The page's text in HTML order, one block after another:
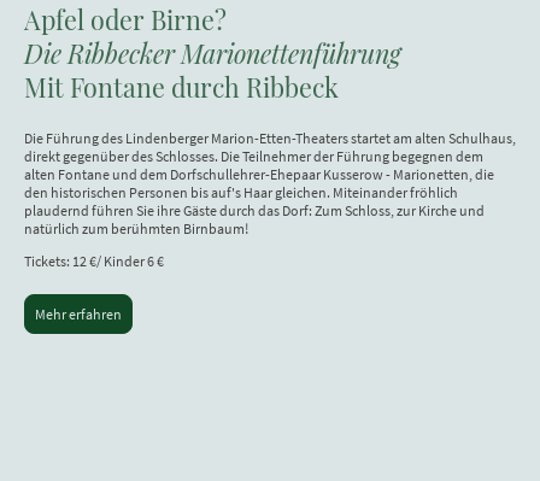
Apfel oder Birne?
Die Ribbecker Marionettenführung
Mit Fontane durch Ribbeck
Die Führung des Lindenberger Marion-Etten-Theaters startet am alten Schulhaus,
direkt gegenüber des Schlosses. Die Teilnehmer der Führung begegnen dem
alten Fontane und dem Dorfschullehrer-Ehepaar Kusserow - Marionetten, die
den historischen Personen bis auf's Haar gleichen. Miteinander fröhlich
plaudernd führen Sie ihre Gäste durch das Dorf: Zum Schloss, zur Kirche und
natürlich zum berühmten Birnbaum!
Tickets: 12 €/ Kinder 6 €
Mehr erfahren